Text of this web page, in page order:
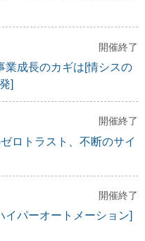
開催終了
業成長のカギは[情シスの
]
開催終了
ロトラスト、不断のサイ
開催終了
イパーオートメーション]